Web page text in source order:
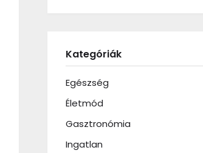
Kategóriák
Egészség
Életmód
Gasztronómia
Ingatlan